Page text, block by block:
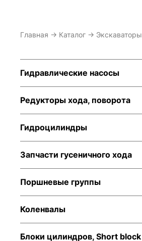
Главная → Каталог → Экскаваторы
Гидравлические насосы
Редукторы хода, поворота
Гидроцилиндры
Запчасти гусеничного хода
Поршневые группы
Коленвалы
Блоки цилиндров, Short block